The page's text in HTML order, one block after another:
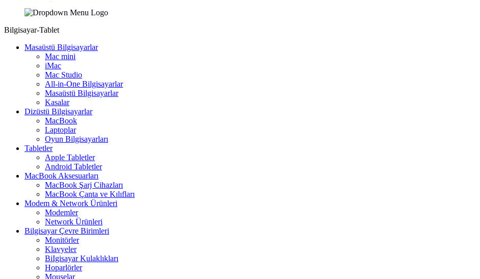
Bilgisayar-Tablet
Masaüstü Bilgisayarlar
Mac mini
iMac
Mac Studio
All-in-One Bilgisayarlar
Masaüstü Bilgisayarlar
Kasalar
Dizüstü Bilgisayarlar
MacBook
Laptoplar
Oyun Bilgisayarları
Tabletler
Apple Tabletler
Android Tabletler
MacBook Aksesuarları
MacBook Şarj Cihazları
MacBook Çanta ve Kılıfları
Modem & Network Ürünleri
Modemler
Network Ürünleri
Bilgisayar Çevre Birimleri
Monitörler
Klavyeler
BiIgisayar Kulaklıkları
Hoparlörler
Mouselar